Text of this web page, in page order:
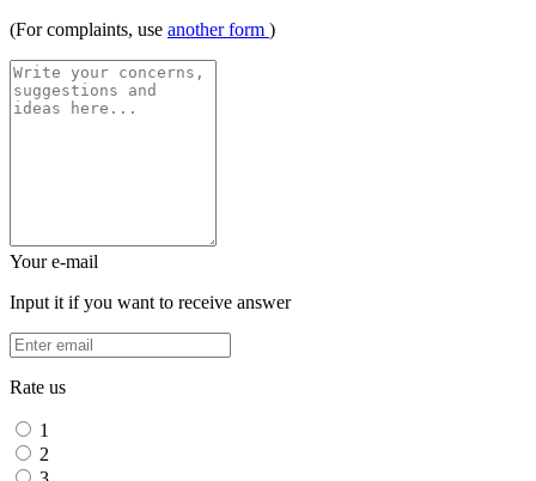
(For complaints, use another form )
Your e-mail
Input it if you want to receive answer
Rate us
1
2